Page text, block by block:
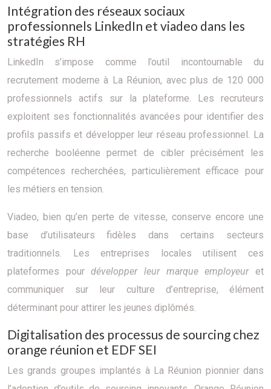
Intégration des réseaux sociaux
professionnels LinkedIn et viadeo dans les
stratégies RH
LinkedIn s’impose comme l’outil incontournable du
recrutement moderne à La Réunion, avec plus de 120 000
professionnels actifs sur la plateforme. Les recruteurs
exploitent ses fonctionnalités avancées pour identifier des
profils passifs et développer leur réseau professionnel. La
recherche booléenne permet de cibler précisément les
compétences recherchées, particulièrement efficace pour
les métiers en tension.
Viadeo, bien qu’en perte de vitesse, conserve encore une
base d’utilisateurs fidèles dans certains secteurs
traditionnels. Les entreprises locales utilisent ces
plateformes pourdévelopper leur marque employeuret
communiquer sur leur culture d’entreprise, élément
déterminant pour attirer les jeunes diplômés.
Digitalisation des processus de sourcing chez
orange réunion et EDF SEI
Les grands groupes implantés à La Réunion pionnier dans